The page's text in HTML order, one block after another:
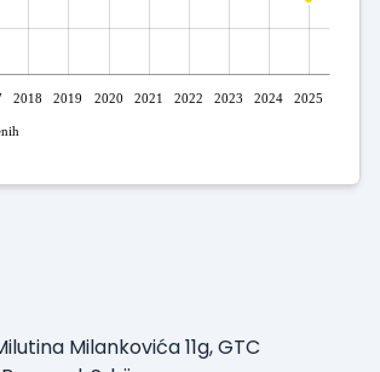
2018 2019 2020 2021 2022 2023 2024 2025
Milankovića 11g, GTC